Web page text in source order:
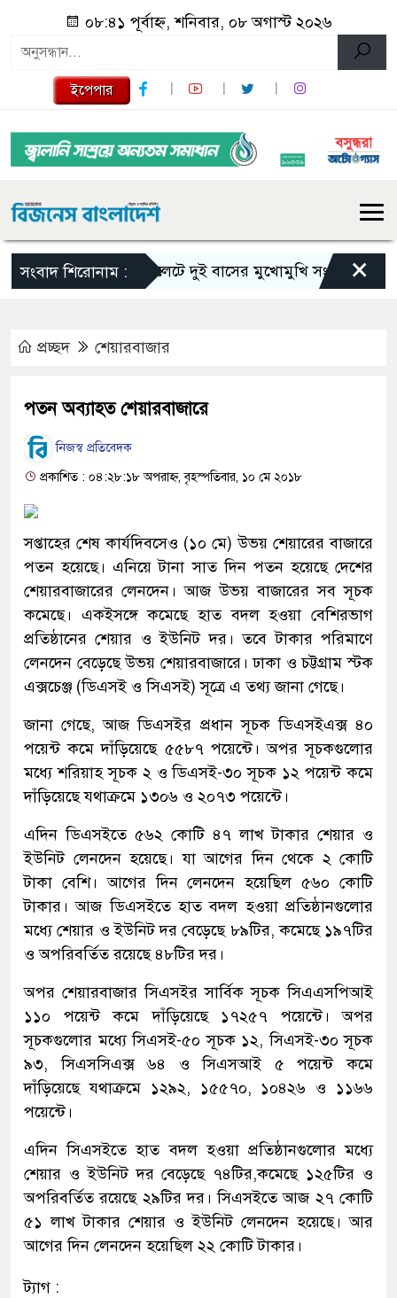
০৮:৪১ পূর্বাহ্ন, শনিবার, ০৮ অগাস্ট ২০২৬
ইপেপার
সংবাদ শিরোনাম :সিলেটে দুই বাসের মুখোমুখি সংঘর্ষে নিহত বেড়ে
×
প্রচ্ছদ শেয়ারবাজার
পতন অব্যাহত শেয়ারবাজারে
নিজস্ব প্রতিবেদক
প্রকাশিত : ০৪:২৮:১৮ অপরাহ্ন, বৃহস্পতিবার, ১০ মে ২০১৮
সপ্তাহের শেষ কার্যদিবসেও (১০ মে) উভয় শেয়ারের বাজারে
পতন হয়েছে। এনিয়ে টানা সাত দিন পতন হয়েছে দেশের
শেয়ারবাজারের লেনদেন। আজ উভয় বাজারের সব সূচক
কমেছে। একইসঙ্গে কমেছে হাত বদল হওয়া বেশিরভাগ
প্রতিষ্ঠানের শেয়ার ও ইউনিট দর। তবে টাকার পরিমাণে
লেনদেন বেড়েছে উভয় শেয়ারবাজারে। ঢাকা ও চট্টগ্রাম স্টক
এক্সচেঞ্জ (ডিএসই ও সিএসই) সূত্রে এ তথ্য জানা গেছে।
জানা গেছে, আজ ডিএসইর প্রধান সূচক ডিএসইএক্স ৪০
পয়েন্ট কমে দাঁড়িয়েছে ৫৫৮৭ পয়েন্টে। অপর সূচকগুলোর
মধ্যে শরিয়াহ সূচক ২ ও ডিএসই-৩০ সূচক ১২ পয়েন্ট কমে
দাঁড়িয়েছে যথাক্রমে ১৩০৬ ও ২০৭৩ পয়েন্টে।
এদিন ডিএসইতে ৫৬২ কোটি ৪৭ লাখ টাকার শেয়ার ও
ইউনিট লেনদেন হয়েছে। যা আগের দিন থেকে ২ কোটি
টাকা বেশি। আগের দিন লেনদেন হয়েছিল ৫৬০ কোটি
টাকার। আজ ডিএসইতে হাত বদল হওয়া প্রতিষ্ঠানগুলোর
মধ্যে শেয়ার ও ইউনিট দর বেড়েছে ৮৯টির, কমেছে ১৯৭টির
ও অপরিবর্তিত রয়েছে ৪৮টির দর।
অপর শেয়ারবাজার সিএসইর সার্বিক সূচক সিএএসপিআই
১১০ পয়েন্ট কমে দাঁড়িয়েছে ১৭২৫৭ পয়েন্টে। অপর
সূচকগুলোর মধ্যে সিএসই-৫০ সূচক ১২, সিএসই-৩০ সূচক
৯৩, সিএসসিএক্স ৬৪ ও সিএসআই ৫ পয়েন্ট কমে
দাঁড়িয়েছে যথাক্রমে ১২৯২, ১৫৫৭০, ১০৪২৬ ও ১১৬৬
পয়েন্টে।
এদিন সিএসইতে হাত বদল হওয়া প্রতিষ্ঠানগুলোর মধ্যে
শেয়ার ও ইউনিট দর বেড়েছে ৭৪টির,কমেছে ১২৫টির ও
অপরিবর্তিত রয়েছে ২৯টির দর। সিএসইতে আজ ২৭ কোটি
৫১ লাখ টাকার শেয়ার ও ইউনিট লেনদেন হয়েছে। আর
আগের দিন লেনদেন হয়েছিল ২২ কোটি টাকার।
ট্যাগ :